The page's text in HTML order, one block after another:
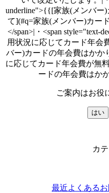
underline">{{[家族(メンバー
て](#q=家族(メンバー)カー
</span>|・<span style="text-
用状況に応じてカード年会
バー)カードの年会費はかか
に応じてカード年会費が無
ードの年会費はか
ご案内はお役
はい
カ
最近よくある